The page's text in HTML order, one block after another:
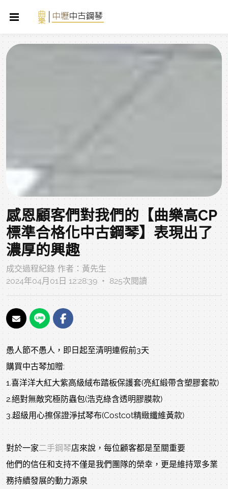
感恩顧客們對我們的【曲樂高CP
標準合格化中古鋼琴】表現出了
濃厚的興趣
成交過程紀錄 作者：黃先生
2024年04月01日 12:28:39 ‧ 825次閱讀
愚人節不愚人，即日起至清明連假前3天
購買中古琴加贈:
1.喜洋洋大紅大紫高級絨布踏板保護套(亮紅緞帶含塑膠套款)
2.絕對無敵究極防蟲包(浩克綠含透明膠膜款)
3.超級用心擦保證淨拭琴布(Costcot精緻纖維黃款)
對於一家二手鋼琴店來說，每位顧客都是至關重要
他們的信任和支持不僅是我們團隊的榮幸，更是維持眾多業
務持續發展的動力源泉